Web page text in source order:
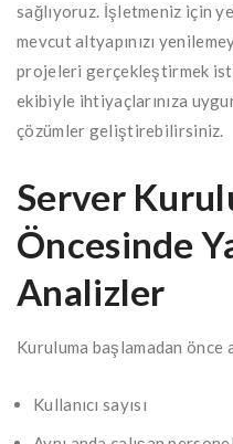
sağlıyoruz. İşletmeniz için
mevcut altyapınızı
projeleri gerçekleştirmek
ekibiyle ihtiyaçlarınıza
çözümler geliştirebilirsiniz.
Server
Öncesinde
Analizler
Kuruluma başlamadan
Kullanıcı sayısı